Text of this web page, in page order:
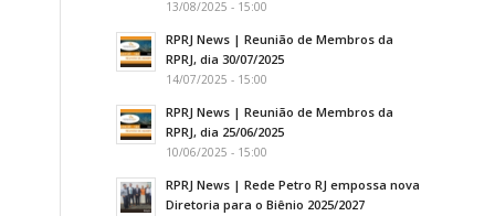
13/08/2025 - 15:00
RPRJ News | Reunião de Membros da
RPRJ, dia 30/07/2025
14/07/2025 - 15:00
RPRJ News | Reunião de Membros da
RPRJ, dia 25/06/2025
10/06/2025 - 15:00
RPRJ News | Rede Petro RJ empossa nova
Diretoria para o Biênio 2025/2027